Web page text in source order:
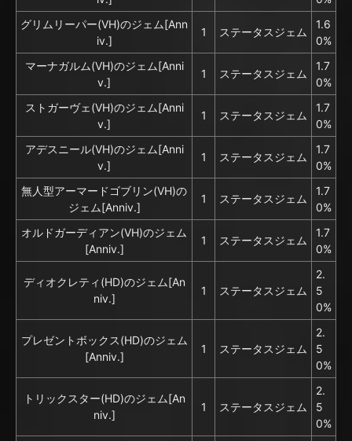
グリムリーパー(VH)のジェム[Ann
iv.]
1 ステータスジェム
1.6
0%
マーナガルム(VH)のジェム[Anni
v.]
1 ステータスジェム
1.7
0%
ストガーヴェ(VH)のジェム[Anni
v.]
1 ステータスジェム
1.7
0%
アデスニール(VH)のジェム[Anni
v.]
1 ステータスジェム
1.7
0%
無人型アーマードゴブリン(VH)の
ジェム[Anniv.]
1 ステータスジェム
1.7
0%
オルドガーディアン(VH)のジェム
[Anniv.]
1 ステータスジェム
1.7
0%
ディオクレティ(HD)のジェム[An
niv.]
1 ステータスジェム
2.
5
0%
プレゼントボックス(HD)のジェム
[Anniv.]
1 ステータスジェム
2.
5
0%
トリックスター(HD)のジェム[An
niv.]
1 ステータスジェム
2.
5
0%